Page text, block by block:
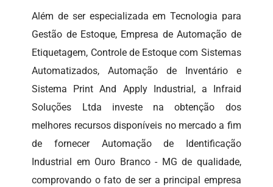
Além de ser especializada em Tecnologia para
Gestão de Estoque, Empresa de Automação de
Etiquetagem, Controle de Estoque com Sistemas
Automatizados, Automação de Inventário e
Sistema Print And Apply Industrial, a Infraid
Soluções Ltda investe na obtenção dos
melhores recursos disponíveis no mercado a fim
de fornecer Automação de Identificação
Industrial em Ouro Branco - MG de qualidade,
comprovando o fato de ser a principal empresa